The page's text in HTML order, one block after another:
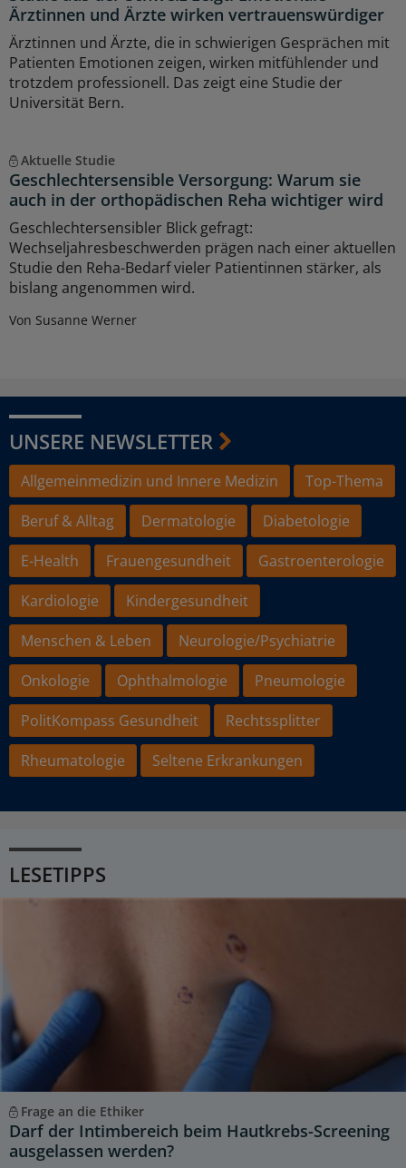
Ärztinnen und Ärzte wirken vertrauenswürdiger
Ärztinnen und Ärzte, die in schwierigen Gesprächen mit
Patienten Emotionen zeigen, wirken mitfühlender und
trotzdem professionell. Das zeigt eine Studie der
Universität Bern.
Aktuelle Studie
Geschlechtersensible Versorgung: Warum sie
auch in der orthopädischen Reha wichtiger wird
Geschlechtersensibler Blick gefragt:
Wechseljahresbeschwerden prägen nach einer aktuellen
Studie den Reha-Bedarf vieler Patientinnen stärker, als
bislang angenommen wird.
Von Susanne Werner
UNSERE NEWSLETTER
Allgemeinmedizin und Innere Medizin
Top-Thema
Beruf & Alltag
Dermatologie
Diabetologie
E-Health
Frauengesundheit
Gastroenterologie
Kardiologie
Kindergesundheit
Menschen & Leben
Neurologie/Psychiatrie
Onkologie
Ophthalmologie
Pneumologie
PolitKompass Gesundheit
Rechtssplitter
Rheumatologie
Seltene Erkrankungen
LESETIPPS
Frage an die Ethiker
Darf der Intimbereich beim Hautkrebs-Screening
ausgelassen werden?